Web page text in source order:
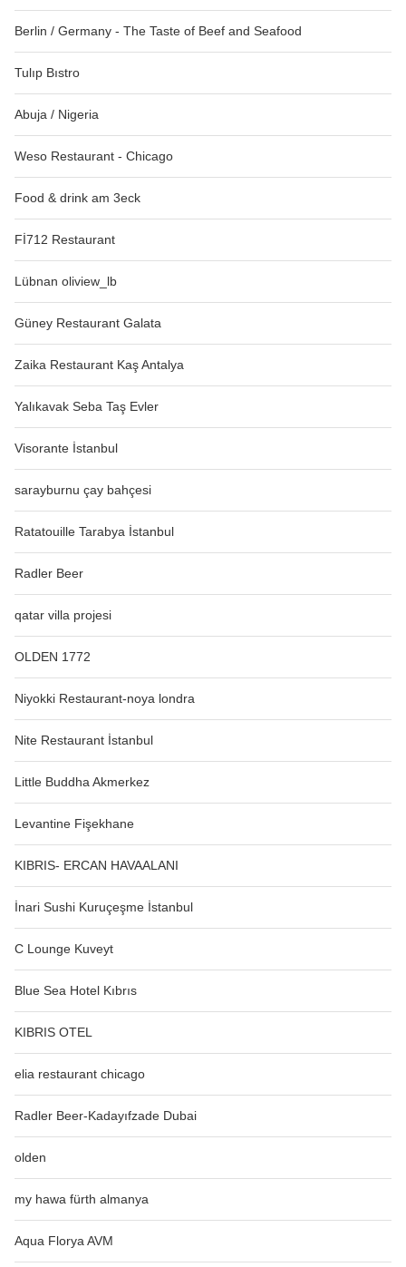
Berlin / Germany - The Taste of Beef and Seafood
Tulıp Bıstro
Abuja / Nigeria
Weso Restaurant - Chicago
Food & drink am 3eck
Fİ712 Restaurant
Lübnan oliview_lb
Güney Restaurant Galata
Zaika Restaurant Kaş Antalya
Yalıkavak Seba Taş Evler
Visorante İstanbul
sarayburnu çay bahçesi
Ratatouille Tarabya İstanbul
Radler Beer
qatar villa projesi
OLDEN 1772
Niyokki Restaurant-noya londra
Nite Restaurant İstanbul
Little Buddha Akmerkez
Levantine Fişekhane
KIBRIS- ERCAN HAVAALANI
İnari Sushi Kuruçeşme İstanbul
C Lounge Kuveyt
Blue Sea Hotel Kıbrıs
KIBRIS OTEL
elia restaurant chicago
Radler Beer-Kadayıfzade Dubai
olden
my hawa fürth almanya
Aqua Florya AVM